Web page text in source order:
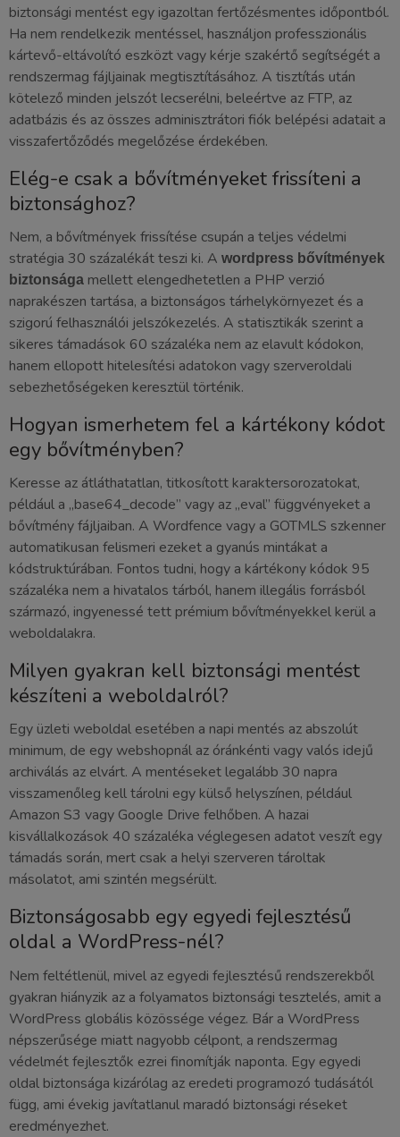
biztonsági mentést egy igazoltan fertőzésmentes időpontból.
Ha nem rendelkezik mentéssel, használjon professzionális
kártevő-eltávolító eszközt vagy kérje szakértő segítségét a
rendszermag fájljainak megtisztításához. A tisztítás után
kötelező minden jelszót lecserélni, beleértve az FTP, az
adatbázis és az összes adminisztrátori fiók belépési adatait a
visszafertőződés megelőzése érdekében.
Elég-e csak a bővítményeket frissíteni a
biztonsághoz?
Nem, a bővítmények frissítése csupán a teljes védelmi
stratégia 30 százalékát teszi ki. A wordpress bővítmények
biztonsága mellett elengedhetetlen a PHP verzió
naprakészen tartása, a biztonságos tárhelykörnyezet és a
szigorú felhasználói jelszókezelés. A statisztikák szerint a
sikeres támadások 60 százaléka nem az elavult kódokon,
hanem ellopott hitelesítési adatokon vagy szerveroldali
sebezhetőségeken keresztül történik.
Hogyan ismerhetem fel a kártékony kódot
egy bővítményben?
Keresse az átláthatatlan, titkosított karaktersorozatokat,
például a „base64_decode” vagy az „eval” függvényeket a
bővítmény fájljaiban. A Wordfence vagy a GOTMLS szkenner
automatikusan felismeri ezeket a gyanús mintákat a
kódstruktúrában. Fontos tudni, hogy a kártékony kódok 95
százaléka nem a hivatalos tárból, hanem illegális forrásból
származó, ingyenessé tett prémium bővítményekkel kerül a
weboldalakra.
Milyen gyakran kell biztonsági mentést
készíteni a weboldalról?
Egy üzleti weboldal esetében a napi mentés az abszolút
minimum, de egy webshopnál az óránkénti vagy valós idejű
archiválás az elvárt. A mentéseket legalább 30 napra
visszamenőleg kell tárolni egy külső helyszínen, például
Amazon S3 vagy Google Drive felhőben. A hazai
kisvállalkozások 40 százaléka véglegesen adatot veszít egy
támadás során, mert csak a helyi szerveren tároltak
másolatot, ami szintén megsérült.
Biztonságosabb egy egyedi fejlesztésű
oldal a WordPress-nél?
Nem feltétlenül, mivel az egyedi fejlesztésű rendszerekből
gyakran hiányzik az a folyamatos biztonsági tesztelés, amit a
WordPress globális közössége végez. Bár a WordPress
népszerűsége miatt nagyobb célpont, a rendszermag
védelmét fejlesztők ezrei finomítják naponta. Egy egyedi
oldal biztonsága kizárólag az eredeti programozó tudásától
függ, ami évekig javítatlanul maradó biztonsági réseket
eredményezhet.